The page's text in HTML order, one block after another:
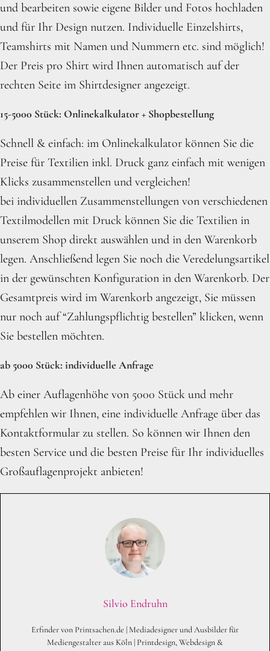
und bearbeiten sowie eigene Bilder und Fotos hochladen
und für Ihr Design nutzen. Individuelle Einzelshirts,
Teamshirts mit Namen und Nummern etc. sind möglich!
Der Preis pro Shirt wird Ihnen automatisch auf der
rechten Seite im Shirtdesigner angezeigt.
15-5000 Stück: Onlinekalkulator + Shopbestellung
Schnell & einfach: im Onlinekalkulator können Sie die
Preise für Textilien inkl. Druck ganz einfach mit wenigen
Klicks zusammenstellen und vergleichen!
bei individuellen Zusammenstellungen von verschiedenen
Textilmodellen mit Druck können Sie die Textilien in
unserem Shop direkt auswählen und in den Warenkorb
legen. Anschließend legen Sie noch die Veredelungsartikel
in der gewünschten Konfiguration in den Warenkorb. Der
Gesamtpreis wird im Warenkorb angezeigt, Sie müssen
nur noch auf “Zahlungspflichtig bestellen” klicken, wenn
Sie bestellen möchten.
ab 5000 Stück: individuelle Anfrage
Ab einer Auflagenhöhe von 5000 Stück und mehr
empfehlen wir Ihnen, eine individuelle Anfrage über das
Kontaktformular zu stellen. So können wir Ihnen den
besten Service und die besten Preise für Ihr individuelles
Großauflagenprojekt anbieten!
Silvio Endruhn
Erfinder von Printsachen.de | Mediadesigner und Ausbilder für
Mediengestalter aus Köln | Printdesign, Webdesign &